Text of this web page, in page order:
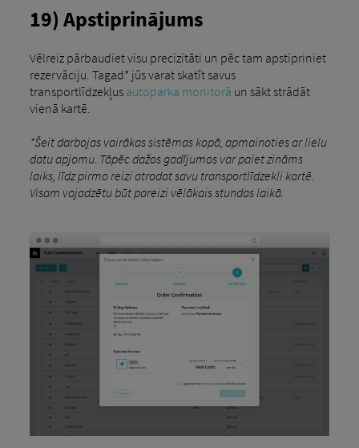
19) Apstiprinājums
Vēlreiz pārbaudiet visu precizitāti un pēc tam apstipriniet
rezervāciju. Tagad* jūs varat skatīt savus
transportlīdzekļus autoparka monitorā un sākt strādāt
vienā kartē.
*Šeit darbojas vairākas sistēmas kopā, apmainoties ar lielu
datu apjomu. Tāpēc dažos gadījumos var paiet zināms
laiks, līdz pirmo reizi atrodat savu transportlīdzekli kartē.
Visam vajadzētu būt pareizi vēlākais stundas laikā.